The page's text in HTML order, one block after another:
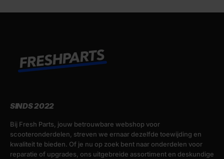
SINDS 2022
Bij Fresh Parts, jouw betrouwbare webshop voor
scooteronderdelen, streven we ernaar dezelfde toewijding en
kwaliteit te bieden. Of je nu op zoek bent naar onderdelen voor
reparatie of upgrades, ons uitgebreide assortiment en deskundige